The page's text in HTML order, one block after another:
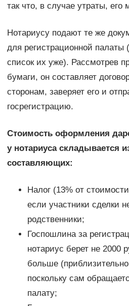
так что, в случае утраты, его
Нотариусу подают те же
для регистрационной палаты
список их уже). Рассмотрев
бумаги, он составляет
сторонам, заверяет его и
госрегистрацию.
Стоимость оформления
у нотариуса складывается
составляющих:
Налог (13% от
если участники сделки
родственники;
Госпошлина за
нотариус берет не 2000
больше
поскольку сам
палату;